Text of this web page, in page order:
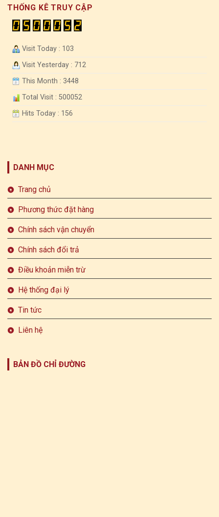
THỐNG KÊ TRUY CẬP
Visit Today : 103
Visit Yesterday : 712
This Month : 3448
Total Visit : 500052
Hits Today : 156
DANH MỤC
Trang chủ
Phương thức đặt hàng
Chính sách vận chuyển
Chính sách đổi trả
Điều khoản miễn trừ
Hệ thống đại lý
Tin tức
Liên hệ
BẢN ĐỒ CHỈ ĐƯỜNG